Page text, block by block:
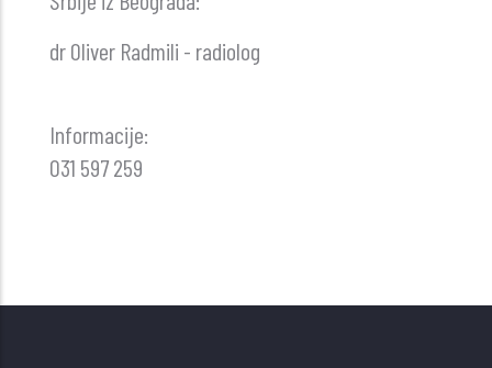
dr Oliver Radmili - radiolog
Informacije:
031 597 259